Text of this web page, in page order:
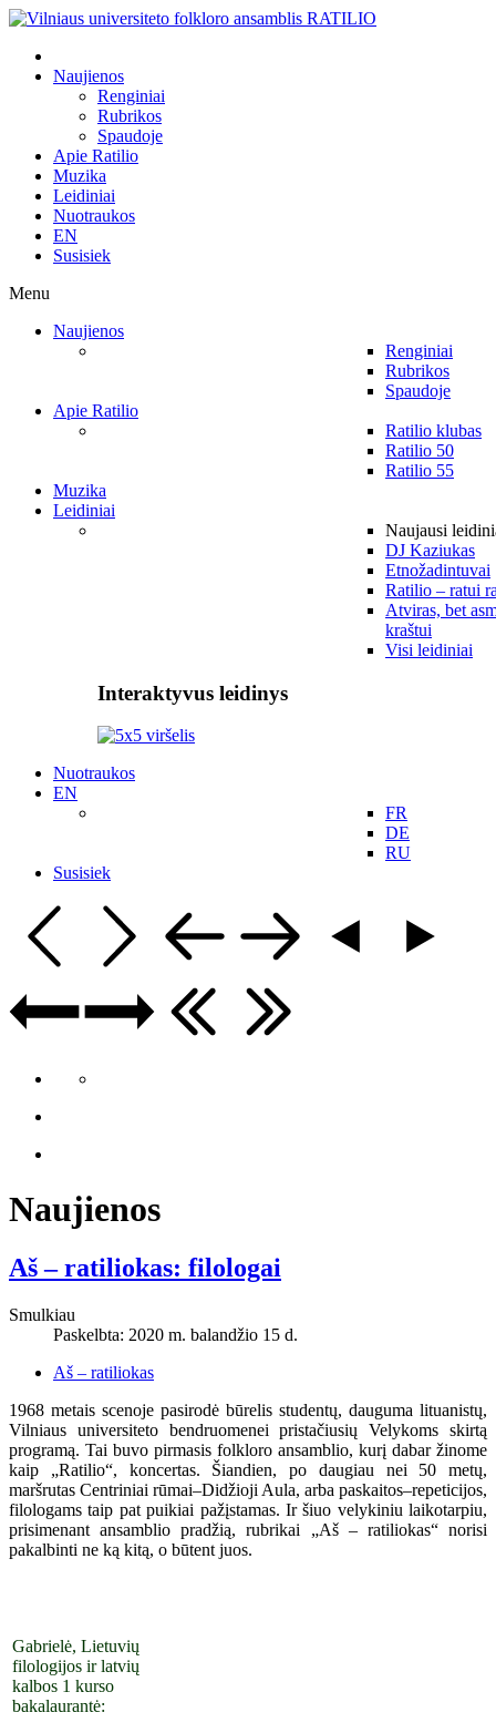
Naujienos
Renginiai
Rubrikos
Spaudoje
Apie Ratilio
Muzika
Leidiniai
Nuotraukos
EN
Susisiek
Menu
Naujienos
Renginiai
Rubrikos
Spaudoje
Apie Ratilio
Ratilio klubas
Ratilio 50
Ratilio 55
Muzika
Leidiniai
Naujausi
DJ Kaziukas
Etnožadintuvai
Ratilio – ratui
Atviras, bet
kraštui
Visi leidiniai
Interaktyvus leidinys
Nuotraukos
EN
FR
DE
RU
Susisiek
Naujienos
Aš – ratiliokas: filologai
Smulkiau
Paskelbta: 2020 m. balandžio 15 d.
Aš – ratiliokas
1968 metais scenoje pasirodė būrelis studentų, dauguma lituanistų,
Vilniaus universiteto bendruomenei pristačiusių Velykoms skirtą
programą. Tai buvo pirmasis folkloro ansamblio, kurį dabar žinome
kaip „Ratilio“, koncertas. Šiandien, po daugiau nei 50 metų,
maršrutas Centriniai rūmai–Didžioji Aula, arba paskaitos–repeticijos,
filologams taip pat puikiai pažįstamas. Ir šiuo velykiniu laikotarpiu,
prisimenant ansamblio pradžią, rubrikai „Aš – ratiliokas“ norisi
pakalbinti ne ką kitą, o būtent juos.
Gabrielė, Lietuvių
filologijos ir latvių
kalbos 1 kurso
bakalaurantė: